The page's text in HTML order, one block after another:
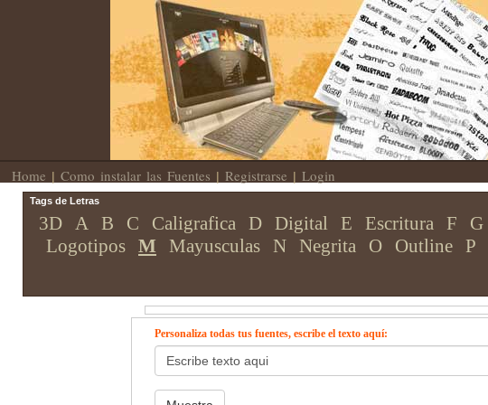
Home | Como instalar las Fuentes | Registrarse | Login
Tags de Letras
3D A B C Caligrafica D Digital E Escritura F G
Logotipos M Mayusculas N Negrita O Outline P
Personaliza todas tus fuentes, escribe el texto aquí: